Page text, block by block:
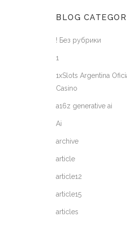
BLOG
! Без рубрики
1
1xSlots Argentina
Casino
a16z generative ai
Ai
archive
article
article12
article15
articles